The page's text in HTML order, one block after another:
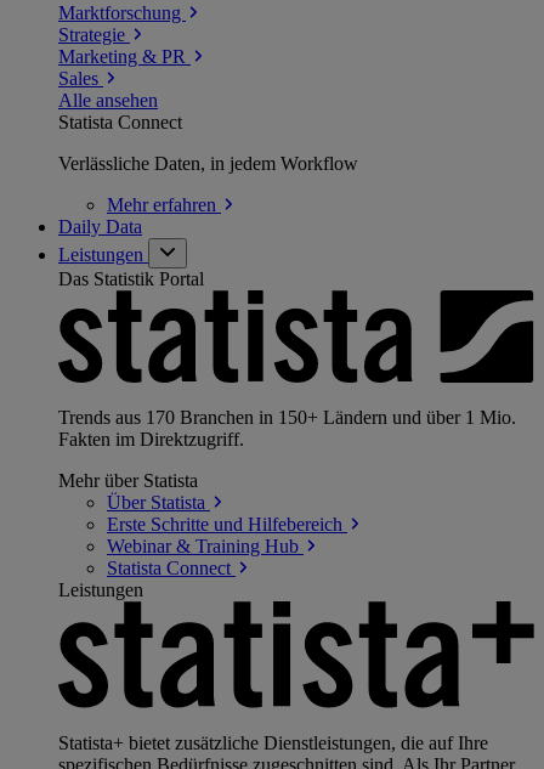
Marktforschung
Strategie
Marketing & PR
Sales
Alle ansehen
Statista Connect
Verlässliche Daten, in jedem Workflow
Mehrerfahren
Daily Data
Leistungen
Das Statistik Portal
Trends aus 170 Branchen in 150+ Ländern und über 1 Mio.
Fakten im Direktzugriff.
Mehr über Statista
Über Statista
Erste Schritte und Hilfebereich
Webinar & Training Hub
Statista Connect
Leistungen
Statista+ bietet zusätzliche Dienstleistungen, die auf Ihre
spezifischen Bedürfnisse zugeschnitten sind. Als Ihr Partner